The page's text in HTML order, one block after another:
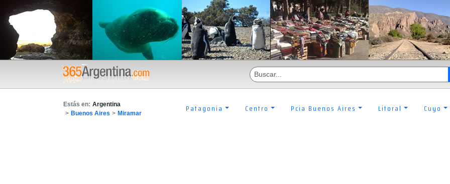
Estás en: Argentina
> Buenos Aires > Miramar Patagonia Centro Pcia Buenos Aires Litoral Cuyo